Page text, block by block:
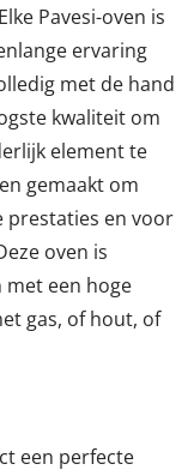
Pavesi-oven is
ervaring
met de hand
kwaliteit om
element te
gemaakt om
prestaties en voor
oven is
een hoge
gas, of hout, of
een perfecte